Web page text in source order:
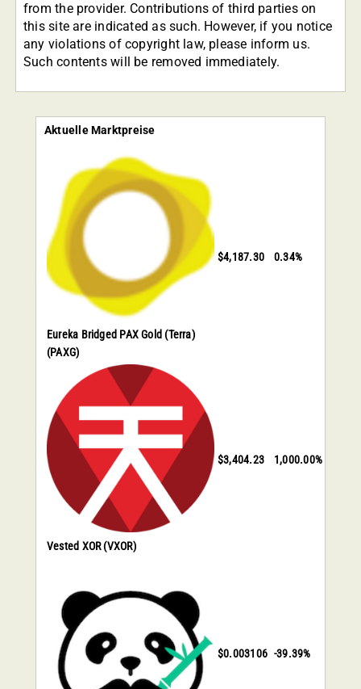
from the provider. Contributions of third parties on
this site are indicated as such. However, if you notice
any violations of copyright law, please inform us.
Such contents will be removed immediately.
Aktuelle Marktpreise
Eureka Bridged PAX Gold (Terra)
(PAXG)
$4,187.30 0.34%
Vested XOR (VXOR)
$3,404.23 1,000.00%
$0.003106 -39.39%